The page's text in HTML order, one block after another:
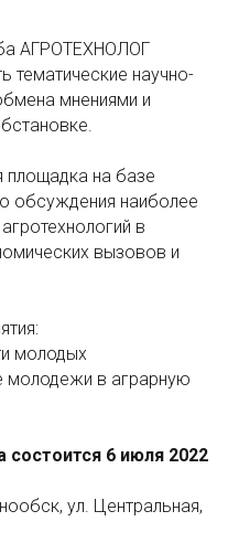
АГРОТЕХНОЛОГ
тематические научно-
мнениями и
на базе
обсуждения наиболее
в
вызовов и
молодых
молодежи в аграрную
6 июля 2022
ул. Центральная,